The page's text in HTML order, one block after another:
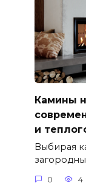
Камины
и
Выбирая
0 4